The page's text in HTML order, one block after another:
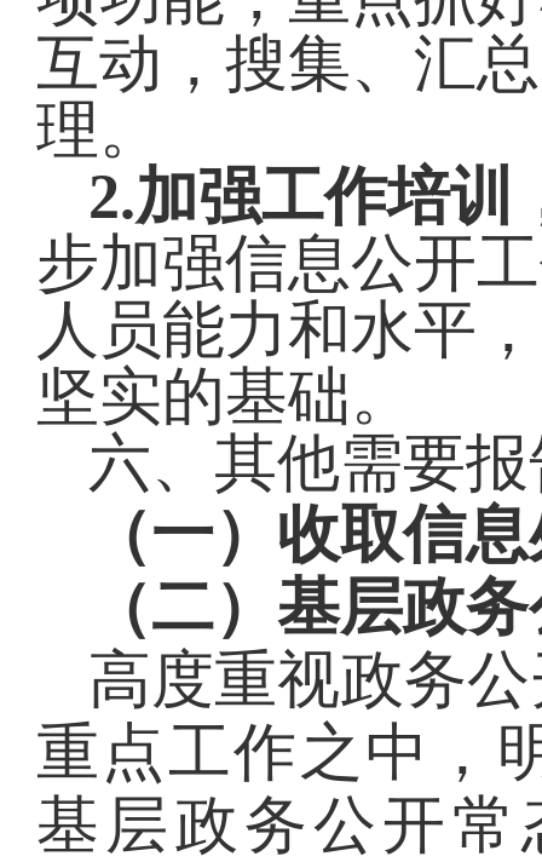
互动，搜集、汇
理。
2.加强工作培训
步加强信息公开
人员能力和水平
坚实的基础。
六、其他需要
（一）收取信
（二）基层政
高度重视政务
重点工作之中，
基层政务公开